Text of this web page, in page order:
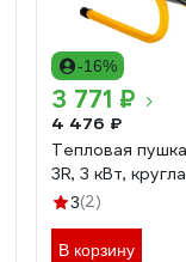
-16%
3 771 ₽
4 476 ₽
Тепловая
3R, 3 кВт,
3(2)
В корзину